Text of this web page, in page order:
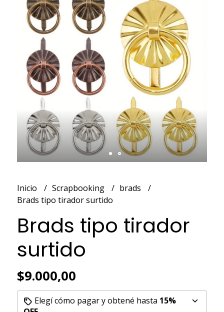
Inicio Scrapbooking
brads
Brads tipo tirador surtido
Brads tipo tirador
surtido
$9.000,00
Elegí cómo pagar y obtené hasta 15%